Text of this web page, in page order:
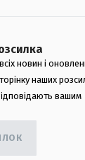
новин і
наших
вашим